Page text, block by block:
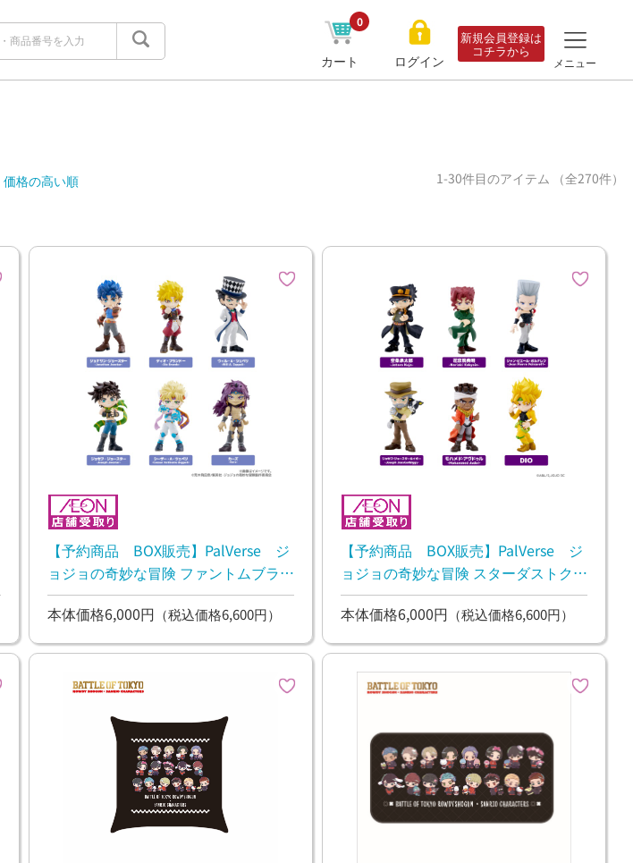
カート
0
ログイン
新規会員登録は
コチラから
メニュー
価格の高い順 1-30件目のアイテム （全270件）
【予約商品 BOX販売】PalVerse ジ
ョジョの奇妙な冒険 ファントムブラッ
ド/戦闘潮流 1BOX6個入【5月上旬お
渡し予定】
本体価格6,000円 （税込価格6,600円）
【予約商品 BOX販売】PalVerse ジ
ョジョの奇妙な冒険 スターダストクル
セイダース 1BOX6個入【5月上旬お
渡し予定】
本体価格6,000円 （税込価格6,600円）